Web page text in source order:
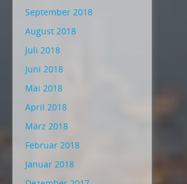
September 2018
August 2018
Juli 2018
Juni 2018
Mai 2018
April 2018
März 2018
Februar 2018
Januar 2018